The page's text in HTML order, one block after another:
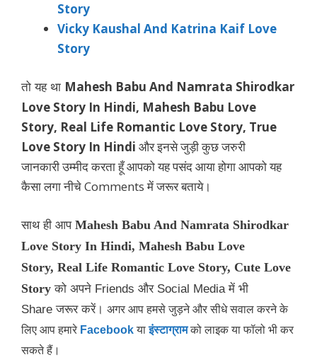
Story
Vicky Kaushal And Katrina Kaif Love
Story
तो यह था Mahesh Babu And Namrata Shirodkar
Love Story In Hindi, Mahesh Babu Love
Story, Real Life Romantic Love Story, True
Love Story In Hindi और इनसे जुड़ी कुछ जरुरी
जानकारीउम्मीद करता हूँ आपको यह पसंद आया होगा आपको यह
कैसा लगा नीचे Comments में जरूर बताये।
साथ ही आप Mahesh Babu And Namrata Shirodkar
Love Story In Hindi, Mahesh Babu Love
Story, Real Life Romantic Love Story, Cute Love
Story को अपने Friends और Social Media में भी
Share जरूर करें। अगर आप हमसे जुड़ने और सीधे सवाल करने के
लिए आप हमारे Facebookयाइंस्टाग्राम को लाइक या फॉलो भी कर
सकते हैं।